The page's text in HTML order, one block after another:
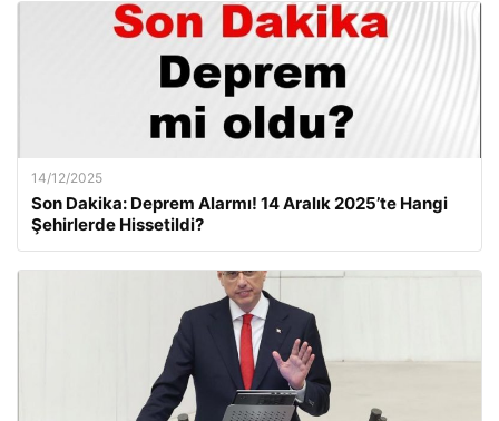
14/12/2025
Son Dakika: Deprem Alarmı! 14 Aralık 2025’te Hangi
Şehirlerde Hissetildi?